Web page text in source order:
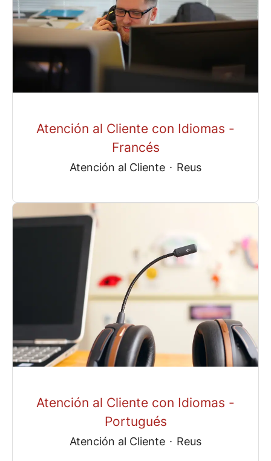
Atención al Cliente con Idiomas -
Francés
Atención al Cliente · Reus
Atención al Cliente con Idiomas -
Portugués
Atención al Cliente · Reus